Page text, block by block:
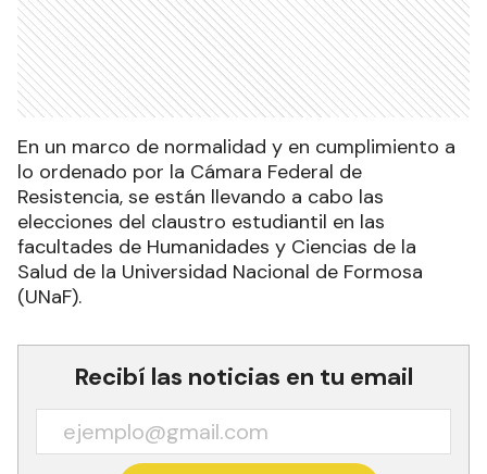
En un marco de normalidad y en cumplimiento a
lo ordenado por la Cámara Federal de
Resistencia, se están llevando a cabo las
elecciones del claustro estudiantil en las
facultades de Humanidades y Ciencias de la
Salud de la Universidad Nacional de Formosa
(UNaF).
Recibí las noticias en tu email